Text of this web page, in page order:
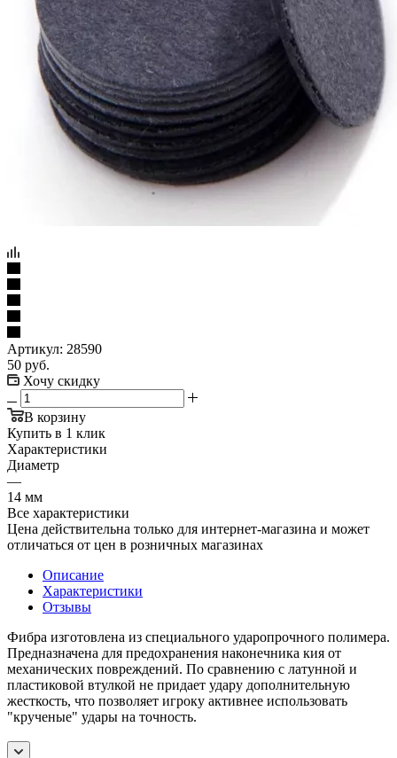
Артикул: 28590
50 руб.
Хочу скидку
В корзину
Купить в 1 клик
Характеристики
Диаметр
—
14 мм
Все характеристики
Цена действительна только для интернет-магазина и может
отличаться от цен в розничных магазинах
Описание
Характеристики
Отзывы
Фибра изготовлена из специального ударопрочного полимера.
Предназначена для предохранения наконечника кия от
механических повреждений. По сравнению с латунной и
пластиковой втулкой не придает удару дополнительную
жесткость, что позволяет игроку активнее использовать
"крученые" удары на точность.